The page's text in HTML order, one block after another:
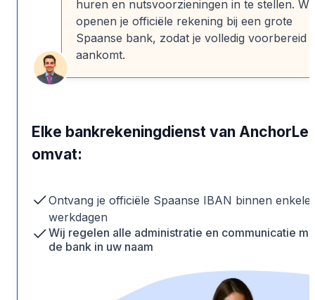
huren en nutsvoorzieningen in te stellen. Wij
openen je officiële rekening bij een grote
Spaanse bank, zodat je volledig voorbereid
aankomt.
Elke bankrekeningdienst van
omvat:
Ontvang je officiële Spaanse IBAN binnen enkele
werkdagen
Wij regelen alle administratie en communicatie
de bank in uw naam